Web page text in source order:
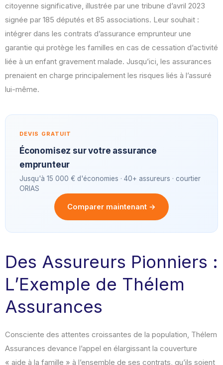
citoyenne significative, illustrée par une tribune d’avril 2023
signée par 185 députés et 85 associations. Leur souhait :
intégrer dans les contrats d’assurance emprunteur une
garantie qui protège les familles en cas de cessation d’activité
liée à un enfant gravement malade. Jusqu’ici, les assurances
prenaient en charge principalement les risques liés à l’assuré
lui-même.
DEVIS GRATUIT
Économisez sur votre assurance
emprunteur
Jusqu'à 15 000 € d'économies · 40+ assureurs · courtier
ORIAS
Comparer maintenant →
Des Assureurs Pionniers :
L’Exemple de Thélem
Assurances
Consciente des attentes croissantes de la population, Thélem
Assurances devance l’appel en élargissant la couverture
« aide à la famille » à l’ensemble de ses contrats, qu’ils soient